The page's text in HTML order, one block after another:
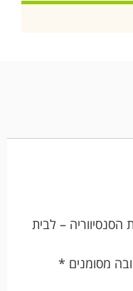
– לבית
מסומנים *